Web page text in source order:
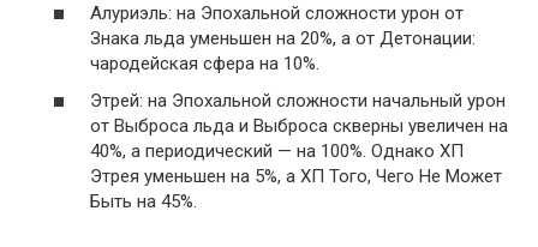
Алуриэль: на Эпохальной сложности урон от
Знака льда уменьшен на 20%, а от Детонации:
чародейская сфера на 10%.
Этрей: на Эпохальной сложности начальный урон
от Выброса льда и Выброса скверны увеличен на
40%, а периодический — на 100%. Однако ХП
Этрея уменьшен на 5%, а ХП Того, Чего Не Может
Быть на 45%.